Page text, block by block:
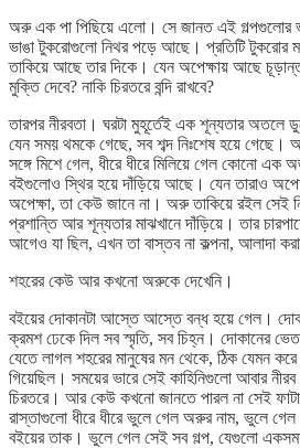
অরু এক পা পিছিয়ে এলো। সে জানত এই গল্পগুলোর
ভাঙা টুকরোগুলো নিথর পড়ে আছে। প্রতিটি টুকরোর
তাকিয়ে আছে তার দিকে। যেন অপেক্ষায় আছে
মুক্তি দেবে? নাকি চিরতরে বন্দি রাখবে?
তারপর নীরবতা। ঘরটা মুহূর্তেই এক শূন্যতার অতলে
যেন সময় থমকে গেছে, সব শব্দ নিঃশেষ হয়ে গেছে।
সঙ্গে মিশে গেল, ধীরে ধীরে মিলিয়ে গেল কোনো এক
বইগুলোও স্থির হয়ে দাঁড়িয়ে আছে। যেন তারাও
অপেক্ষা, তা কেউ জানে না। অরু তাকিয়ে রইল
প্রশান্তি আর শূন্যতার মাঝখানে দাঁড়িয়ে। তার
আগেও যা ছিল, এখন তা বাস্তব না কল্পনা, আলাদা
শহরের কেউ আর কখনো অরুকে দেখেনি।
বইয়ের দোকানটা আস্তে আস্তে বন্ধ হয়ে গেল।
ক্রমশ ঢেকে দিল সব স্মৃতি, সব চিহ্ন। দোকানের
যেতে লাগল শহরের মানুষের মন থেকে, ঠিক যেমন
গিয়েছিল। সময়ের ভারে সেই কাহিনিগুলো আবার
চিরতরে। আর কেউ কখনো জানতে পারল না সেই
রাস্তাগুলো ধীরে ধীরে ভুলে গেল অরুর নাম, ভুলে
বইয়ের তাক। ভুলে গেল সেই সব গল্প, যেগুলো